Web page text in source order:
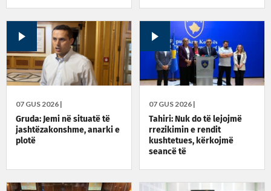
07 GUS 2026 |
Gruda: Jemi në situatë të
jashtëzakonshme, anarki e
plotë
07 GUS 2026 |
Tahiri: Nuk do të lejojmë
rrezikimin e rendit
kushtetues, kërkojmë
seancë të